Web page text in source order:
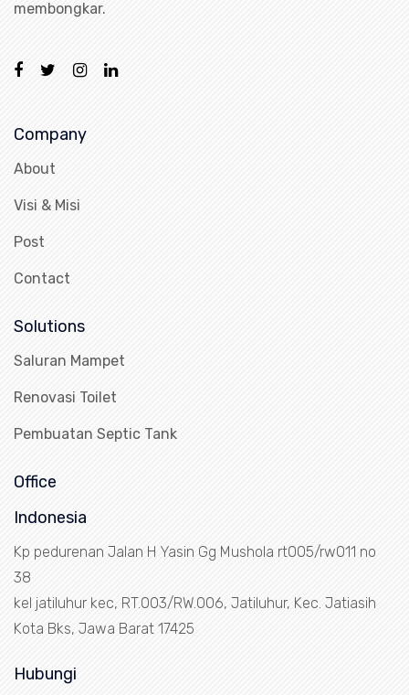
membongkar.
Company
About
Visi & Misi
Post
Contact
Solutions
Saluran Mampet
Renovasi Toilet
Pembuatan Septic Tank
Office
Indonesia
Kp pedurenan Jalan H Yasin Gg Mushola rt005/rw011 no
38
kel jatiluhur kec, RT.003/RW.006, Jatiluhur, Kec. Jatiasih
Kota Bks, Jawa Barat 17425
Hubungi